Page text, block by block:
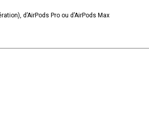
d’AirPods Pro ou d’AirPods Max